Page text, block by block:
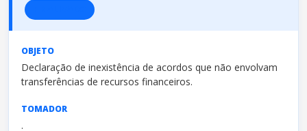
OBJETO
Declaração de inexistência de acordos que não envolvam
transferências de recursos financeiros.
TOMADOR
.